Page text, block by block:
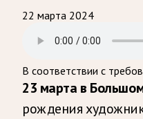
22 марта 2024
В соответствии с
23 марта в
рождения